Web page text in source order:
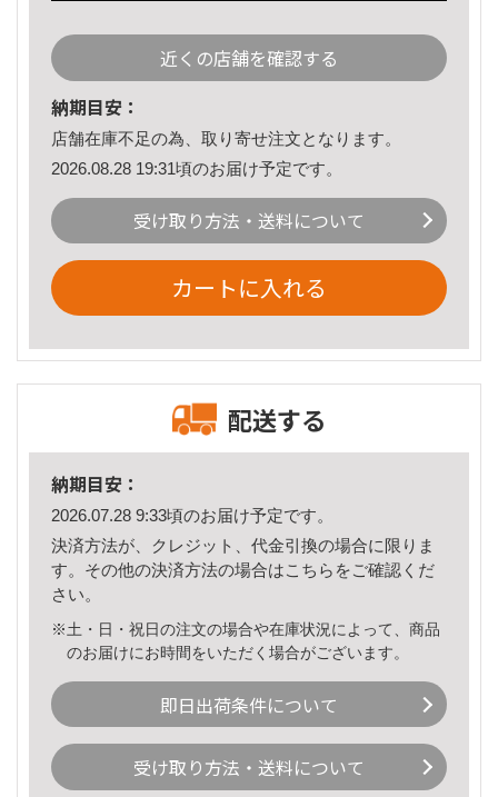
近くの店舗を確認する
納期目安：
店舗在庫不足の為、取り寄せ注文となります。
2026.08.28 19:31頃のお届け予定です。
受け取り方法・送料について
カートに入れる
配送する
納期目安：
2026.07.28 9:33頃のお届け予定です。
決済方法が、クレジット、代金引換の場合に限りま
す。その他の決済方法の場合はこちら をご確認くだ
さい。
※土・日・祝日の注文の場合や在庫状況によって、商品
のお届けにお時間をいただく場合がございます。
即日出荷条件について
受け取り方法・送料について